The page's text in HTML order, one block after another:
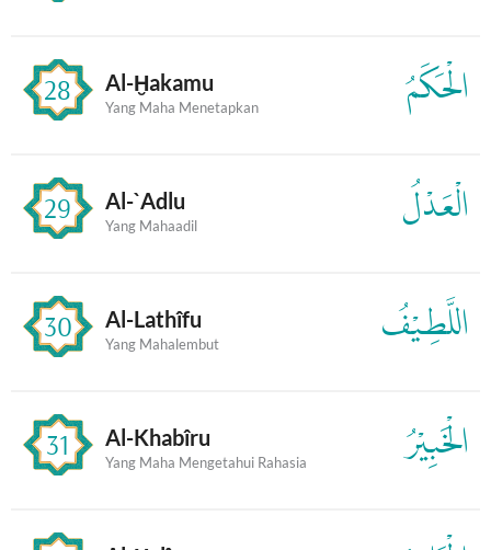
28 Al-Ḫakamu
Yang Maha Menetapkan الْحَكَمُ
29 Al-`Adlu
Yang Mahaadil الْعَدْلُ
30 Al-Lathîfu
Yang Mahalembut اللَّطِيْفُ
31 Al-Khabîru
Yang Maha Mengetahui Rahasia الْخَبِيْرُ